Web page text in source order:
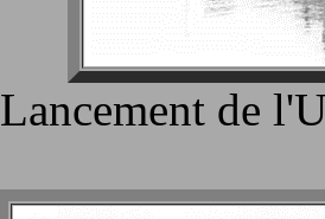
Lancement de